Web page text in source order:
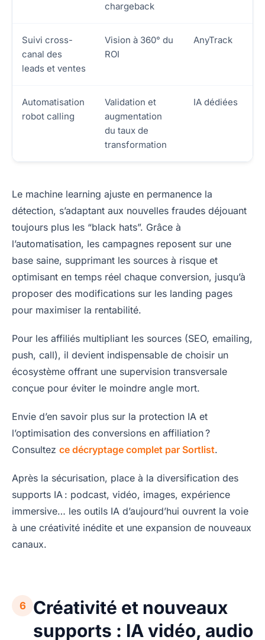
chargeback
Suivi cross-
canal des
leads et ventes
Vision à 360° du
ROI
AnyTrack
Automatisation
robot calling
Validation et
augmentation
du taux de
transformation
IA dédiées
Le machine learning ajuste en permanence la
détection, s’adaptant aux nouvelles fraudes déjouant
toujours plus les “black hats”. Grâce à
l’automatisation, les campagnes reposent sur une
base saine, supprimant les sources à risque et
optimisant en temps réel chaque conversion, jusqu’à
proposer des modifications sur les landing pages
pour maximiser la rentabilité.
Pour les affiliés multipliant les sources (SEO, emailing,
push, call), il devient indispensable de choisir un
écosystème offrant une supervision transversale
conçue pour éviter le moindre angle mort.
Envie d’en savoir plus sur la protection IA et
l’optimisation des conversions en affiliation ?
Consultez ce décryptage complet par Sortlist.
Après la sécurisation, place à la diversification des
supports IA : podcast, vidéo, images, expérience
immersive… les outils IA d’aujourd’hui ouvrent la voie
à une créativité inédite et une expansion de nouveaux
canaux.
6
Créativité et nouveaux
supports : IA vidéo, audio